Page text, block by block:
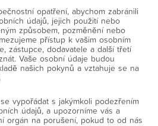
opatření, abychom zabránili
údajů, jejich použití nebo
způsobem, pozměnění nebo
přístup k vašim osobním
zástupce, dodavatele a další třetí
Vaše osobní údaje budou
našich pokynů a vztahuje se na
vypořádat s jakýmkoli podezřením
údajů, a upozorníme vás a
orgán na porušení, pokud to od nás